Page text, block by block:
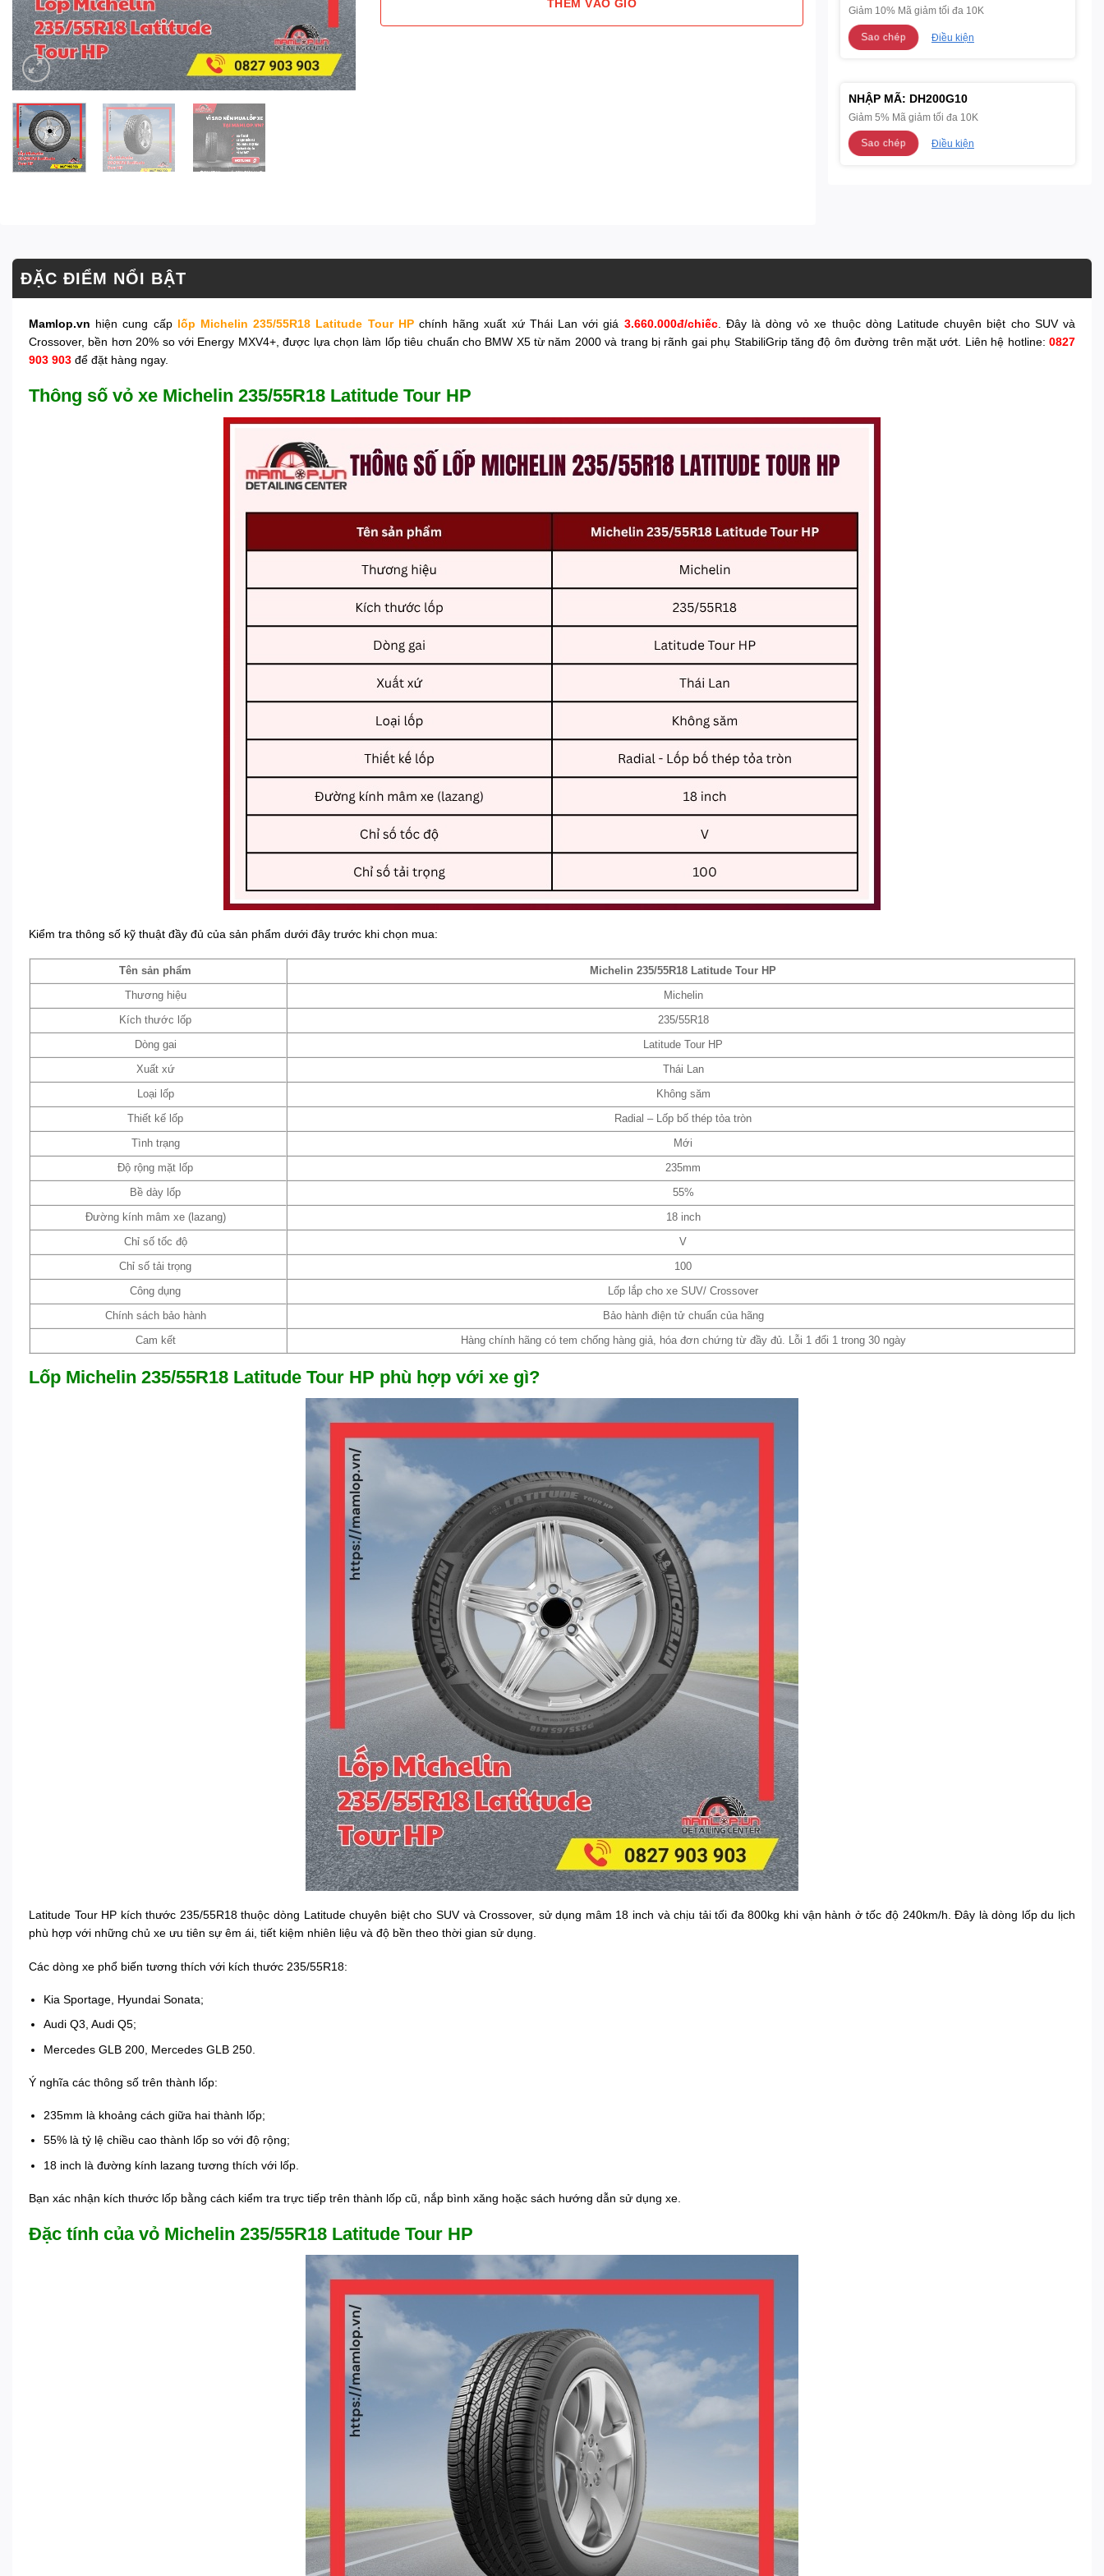
THÊM VÀO GIỎ
Giảm 10% Mã giảm tối đa 10K
Sao chép Điều kiện
NHẬP MÃ: DH200G10
Giảm 5% Mã giảm tối đa 10K
Sao chép Điều kiện
ĐẶC ĐIỂM NỔI BẬT
Mamlop.vn hiện cung cấp lốp Michelin 235/55R18 Latitude Tour HPchính hãng xuất xứ Thái Lan với giá 3.660.000đ/chiếc. Đây là dòng vỏ xe thuộc dòng Latitude chuyên biệt cho SUV và
Crossover, bền hơn 20% so với Energy MXV4+, được lựa chọn làm lốp tiêu chuẩn cho BMW X5 từ năm 2000 và trang bị rãnh gai phụ StabiliGrip tăng độ ôm đường trên mặt ướt. Liên hệ hotline: 0827
903 903 để đặt hàng ngay.
Thông số vỏ xe Michelin 235/55R18 Latitude Tour HP
Kiểm tra thông số kỹ thuật đầy đủ của sản phẩm dưới đây trước khi chọn mua:
Tên sản phẩm Michelin 235/55R18 Latitude Tour HP
Thương hiệu Michelin
Kích thước lốp 235/55R18
Dòng gai Latitude Tour HP
Xuất xứ Thái Lan
Loại lốp Không săm
Thiết kế lốp Radial – Lốp bố thép tỏa tròn
Tình trạng Mới
Độ rộng mặt lốp 235mm
Bề dày lốp 55%
Đường kính mâm xe (lazang) 18 inch
Chỉ số tốc độ V
Chỉ số tải trọng 100
Công dụng Lốp lắp cho xe SUV/ Crossover
Chính sách bảo hành Bảo hành điện tử chuẩn của hãng
Cam kết Hàng chính hãng có tem chống hàng giả, hóa đơn chứng từ đầy đủ. Lỗi 1 đổi 1 trong 30 ngày
Lốp Michelin 235/55R18 Latitude Tour HP phù hợp với xe gì?
Latitude Tour HP kích thước 235/55R18 thuộc dòng Latitude chuyên biệt cho SUV và Crossover, sử dụng mâm 18 inch và chịu tải tối đa 800kg khi vận hành ở tốc độ 240km/h. Đây là dòng lốp du lịch
phù hợp với những chủ xe ưu tiên sự êm ái, tiết kiệm nhiên liệu và độ bền theo thời gian sử dụng.
Các dòng xe phổ biến tương thích với kích thước 235/55R18:
Kia Sportage, Hyundai Sonata;
Audi Q3, Audi Q5;
Mercedes GLB 200, Mercedes GLB 250.
Ý nghĩa các thông số trên thành lốp:
235mm là khoảng cách giữa hai thành lốp;
55% là tỷ lệ chiều cao thành lốp so với độ rộng;
18 inch là đường kính lazang tương thích với lốp.
Bạn xác nhận kích thước lốp bằng cách kiểm tra trực tiếp trên thành lốp cũ, nắp bình xăng hoặc sách hướng dẫn sử dụng xe.
Đặc tính của vỏ Michelin 235/55R18 Latitude Tour HP